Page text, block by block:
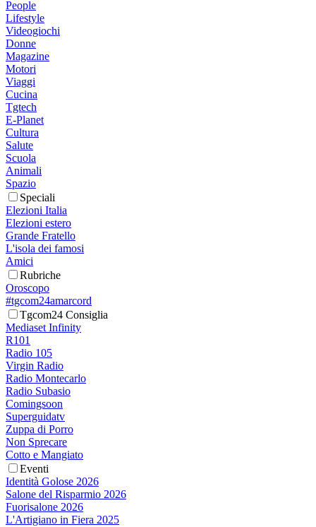
People
Lifestyle
Videogiochi
Donne
Magazine
Motori
Viaggi
Cucina
Tgtech
E-Planet
Cultura
Salute
Scuola
Animali
Spazio
Speciali
Elezioni Italia
Elezioni estero
Grande Fratello
L'isola dei famosi
Amici
Rubriche
Oroscopo
#tgcom24amarcord
Tgcom24 Consiglia
Mediaset Infinity
R101
Radio 105
Virgin Radio
Radio Montecarlo
Radio Subasio
Comingsoon
Superguidatv
Zuppa di Porro
Non Sprecare
Cotto e Mangiato
Eventi
Identità Golose 2026
Salone del Risparmio 2026
Fuorisalone 2026
L'Artigiano in Fiera 2025